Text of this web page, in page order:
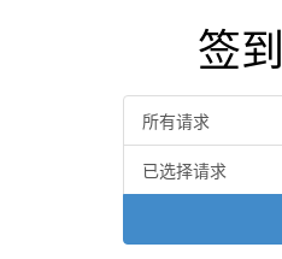
签到
所有请求
已选择请求